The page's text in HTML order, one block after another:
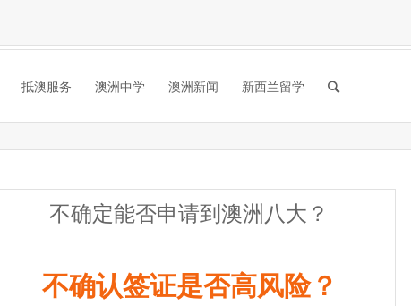
抵澳服务 澳洲中学 澳洲新闻 新西兰留学
不确定能否申请到澳洲八大？
不确认签证是否高风险？